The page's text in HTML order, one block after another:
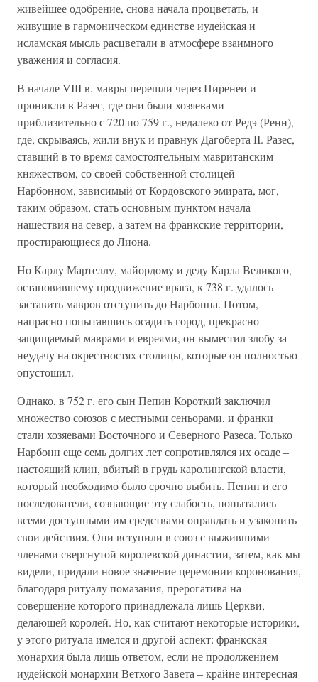
живейшее одобрение, снова начала процветать, и
живущие в гармоническом единстве иудейская и
исламская мысль расцветали в атмосфере взаимного
уважения и согласия.
В начале VIII в. мавры перешли через Пиренеи и
проникли в Разес, где они были хозяевами
приблизительно с 720 по 759 г., недалеко от Редэ (Ренн),
где, скрываясь, жили внук и правнук Дагоберта II. Разес,
ставший в то время самостоятельным мавританским
княжеством, со своей собственной столицей –
Нарбонном, зависимый от Кордовского эмирата, мог,
таким образом, стать основным пунктом начала
нашествия на север, а затем на франкские территории,
простирающиеся до Лиона.
Но Карлу Мартеллу, майордому и деду Карла Великого,
остановившему продвижение врага, к 738 г. удалось
заставить мавров отступить до Нарбонна. Потом,
напрасно попытавшись осадить город, прекрасно
защищаемый маврами и евреями, он выместил злобу за
неудачу на окрестностях столицы, которые он полностью
опустошил.
Однако, в 752 г. его сын Пепин Короткий заключил
множество союзов с местными сеньорами, и франки
стали хозяевами Восточного и Северного Разеса. Только
Нарбонн еще семь долгих лет сопротивлялся их осаде –
настоящий клин, вбитый в грудь каролингской власти,
который необходимо было срочно выбить. Пепин и его
последователи, сознающие эту слабость, попытались
всеми доступными им средствами оправдать и узаконить
свои действия. Они вступили в союз с выжившими
членами свергнутой королевской династии, затем, как мы
видели, придали новое значение церемонии коронования,
благодаря ритуалу помазания, прерогатива на
совершение которого принадлежала лишь Церкви,
делающей королей. Но, как считают некоторые историки,
у этого ритуала имелся и другой аспект: франкская
монархия была лишь ответом, если не продолжением
иудейской монархии Ветхого Завета – крайне интересная